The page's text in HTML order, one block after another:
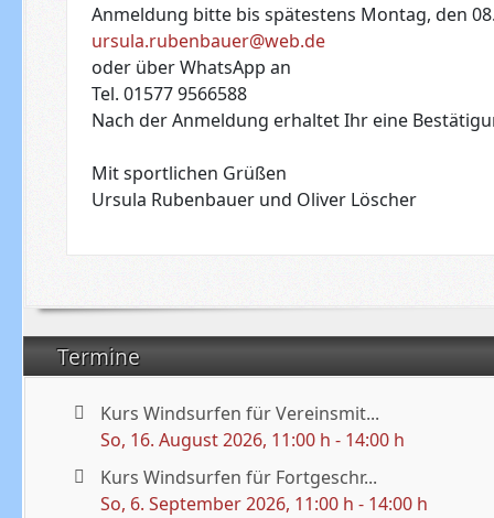
Termine
Kurs Windsurfen für Vereinsmit...
So, 16. August 2026, 11:00 h - 14:00 h
Kurs Windsurfen für Fortgeschr...
So, 6. September 2026, 11:00 h - 14:00 h
Anmeldung bitte bis spätestens Montag, den
ursula.rubenbauer@web.de
oder über WhatsApp an
Tel. 01577 9566588
Nach der Anmeldung erhaltet Ihr eine
Mit sportlichen Grüßen
Ursula Rubenbauer und Oliver Löscher